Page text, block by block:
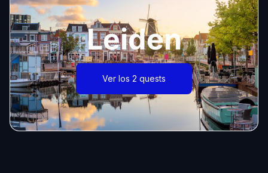
Leiden
Ver los 2 quests